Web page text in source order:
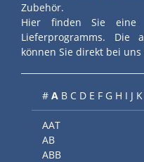
Zubehör.
Hier finden Sie eine
Lieferprogramms. Die
können Sie direkt bei
# A B C D E F G H I J K
AAT
AB
ABB